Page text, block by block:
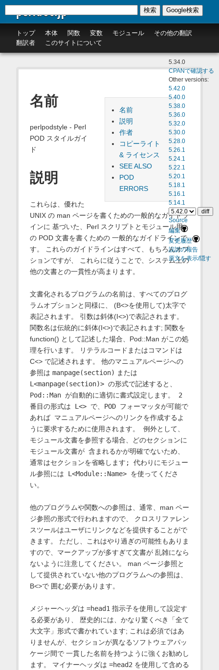
perldoc.jp
トップ 本体 関数 変数 モジュール
その他の翻訳
翻訳者
このサイトについて
検索 Google検索
5.34.0
CPANで確認する
Other versions:
5.42.0
5.40.0
5.38.0
5.36.0
5.32.0
5.30.0
5.28.0
5.26.1
5.24.1
5.22.1
5.20.1
5.18.1
5.16.1
5.14.1
Source
編集
変更履歴
誤訳の報告
原文を表示/隠す
名前
説明
作者
コピーライト
& ライセンス
SEE ALSO
POD
ERRORS
名前
perlpodstyle - Perl
POD スタイルガイ
ド
説明
これらは、優れた
UNIX の man ページを書くための一般的なガイドラ
インに 基づいた、Perl スクリプトとモジュール用
の POD 文書を書くための 一般的なガイドラインで
す。 これらのガイドラインはすべて、もちろんオプ
ションですが、 これらに従うことで、システム上の
他の文書との一貫性が高まります。
文書化されるプログラムの名前は、すべてのプログ
ラムオプションと同様に、 (B<>を使用して)太字で
表記されます。 引数は斜体(I<>)で表記されます。
関数名は伝統的に斜体(I<>)で表記されます; 関数を
function() として記述した場合、Pod::Man がこの処
理を行います。 リテラルコードまたはコマンドは
C<> で記述されます。 他のマニュアルページへの
参照は manpage(section) または
L<manpage(section)> の形式で記述すると、
Pod::Man が自動的に適切に書式設定します。 2
番目の形式は L<> で、POD フォーマッタが可能で
あれば マニュアルページへのリンクを作成するよ
うに要求するために使用されます。 例外として、
モジュール文書を参照する場合、どのセクションに
モジュール文書が 含まれるかが明確でないため、
通常はセクションを省略します; 代わりにモジュー
ル参照には L<Module::Name> を使ってくださ
い。
他のプログラムや関数への参照は、通常、man ペー
ジ参照の形式で行われますので、 クロスリファレン
スツールはユーザにリンクなどを提供することがで
きます。 ただし、これはやり過ぎの可能性もありま
すので、マークアップが多すぎて文書が 乱雑になら
ないように注意してください。 man ページ参照と
して提供されていない他のプログラムへの参照は、
B<>で 囲む必要があります。
メジャーヘッダは =head1 指示子を使用して設定す
る必要があり、 歴史的には、かなり驚くべき「全て
大文字」形式で書かれています; これは必須ではあ
りませんが、セクションが異なるソフトウェアパッ
ケージ間で 一貫した名前を持つように強くお勧めし
ます。 マイナーヘッダは =head2 を使用して含める